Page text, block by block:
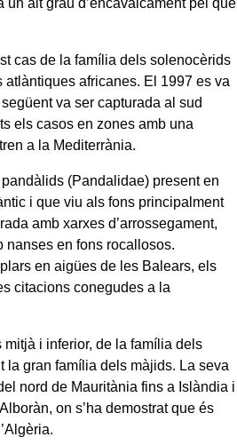
cas de la família dels solenocèrids
africanes. El 1997 es va
va ser capturada al sud
els casos en zones amb una
a la Mediterrània.
(Pandalidae) present en
i que viu als fons principalment
amb xarxes d’arrossegament,
nanses en fons rocallosos.
en aigües de les Balears, els
citacions conegudes a la
i inferior, de la família dels
la gran família dels màjids. La seva
nord de Mauritània fins a Islàndia i
on s’ha demostrat que és